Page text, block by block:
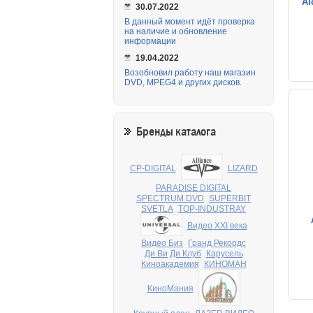
30.07.2022
В данный момент идёт проверка
на наличие и обновление
информации
19.04.2022
Возобновил работу наш магазин
DVD, MPEG4 и других дисков.
Бренды каталога
CP-DIGITAL LIZARD
PARADISE DIGITAL
SPECTRUM DVD SUPERBIT
SVETLA TOP-INDUSTRAY
Видео XXI века
Видео Биз
Гранд Рекордс
Ди Ви Ди Клуб
Карусель
Киноакадемия
КИНОМАН
КиноМания